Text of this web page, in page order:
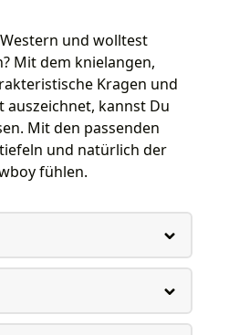
und wolltest
Mit dem knielangen,
Kragen und
kannst Du
Mit den passenden
und natürlich der
fühlen.